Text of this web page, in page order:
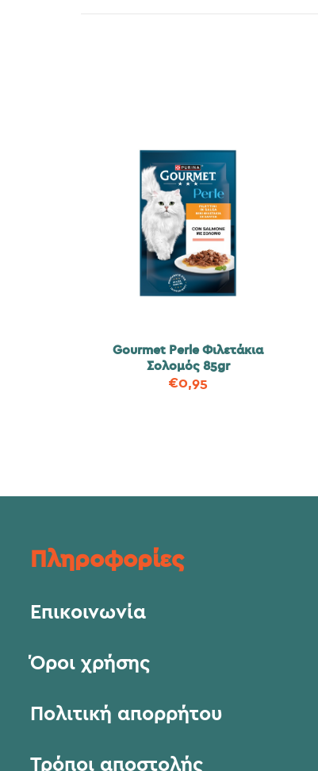
Gourmet Perle Φιλετάκια
Σολομός 85gr
€0,95
Πληροφορίες
Επικοινωνία
Όροι χρήσης
Πολιτική απορρήτου
Τρόποι αποστολής